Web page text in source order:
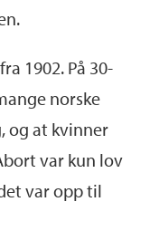
1902. På 30-
norske
og at kvinner
var kun lov
var opp til